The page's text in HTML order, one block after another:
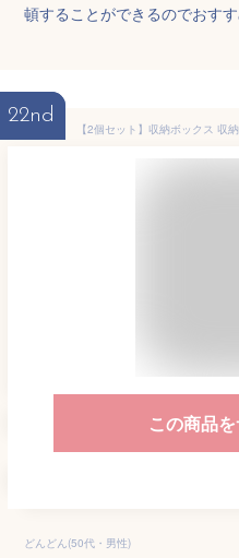
頓することができるのでおすす
22nd
この商品
どんどん(50代・男性)